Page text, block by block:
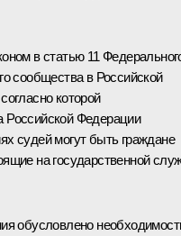
в статью 11
сообщества в Российской
которой
Российской Федерации
судей могут быть граждане
на государственной
обусловлено